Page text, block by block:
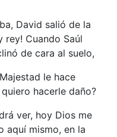
David salió de la
Cuando Saúl
de cara al suelo,
le hace
hacerle daño?
ver, hoy Dios me
aquí mismo, en la